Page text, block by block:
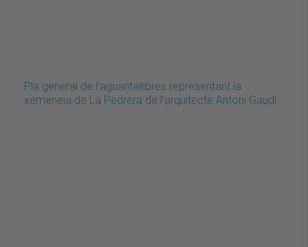
Pla general de l'aguantallibres representant la
xemeneia de La Pedrera de l'arquitecte Antoni Gaudí